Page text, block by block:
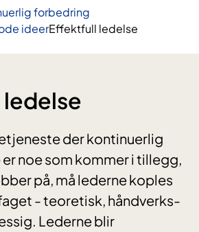
forbedring
ideerEffektfull ledelse
der kontinuerlig
noe som kommer i tillegg,
på, må lederne koples
- teoretisk, håndverks-
Lederne blir